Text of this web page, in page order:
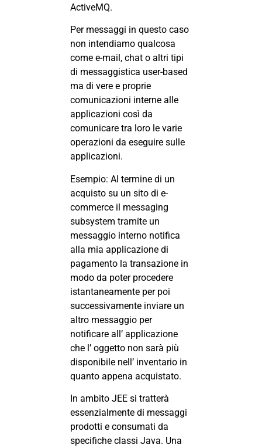
ActiveMQ.
Per messaggi in questo caso
non intendiamo qualcosa
come e-mail, chat o altri tipi
di messaggistica user-based
ma di vere e proprie
comunicazioni interne alle
applicazioni così da
comunicare tra loro le varie
operazioni da eseguire sulle
applicazioni.
Esempio: Al termine di un
acquisto su un sito di e-
commerce il messaging
subsystem tramite un
messaggio interno notifica
alla mia applicazione di
pagamento la transazione in
modo da poter procedere
istantaneamente per poi
successivamente inviare un
altro messaggio per
notificare all’ applicazione
che l’ oggetto non sarà più
disponibile nell’ inventario in
quanto appena acquistato.
In ambito JEE si tratterà
essenzialmente di messaggi
prodotti e consumati da
specifiche classi Java. Una